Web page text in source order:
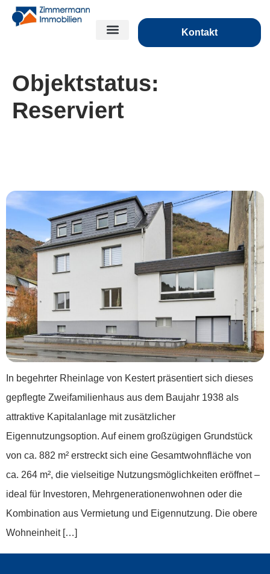
Kontakt
Objektstatus:
Reserviert
In begehrter Rheinlage von Kestert präsentiert sich dieses
gepflegte Zweifamilienhaus aus dem Baujahr 1938 als
attraktive Kapitalanlage mit zusätzlicher
Eigennutzungsoption. Auf einem großzügigen Grundstück
von ca. 882 m² erstreckt sich eine Gesamtwohnfläche von
ca. 264 m², die vielseitige Nutzungsmöglichkeiten eröffnet –
ideal für Investoren, Mehrgenerationenwohnen oder die
Kombination aus Vermietung und Eigennutzung. Die obere
Wohneinheit […]